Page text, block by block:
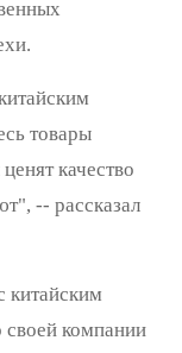
товары
качество
-- рассказал
китайским
своей компании